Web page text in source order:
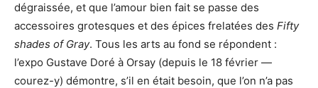
dégraissée, et que l’amour bien fait se passe des
accessoires grotesques et des épices frelatées des Fifty
shades of Gray. Tous les arts au fond se répondent :
l’expo Gustave Doré à Orsay (depuis le 18 février —
courez-y) démontre, s’il en était besoin, que l’on n’a pas